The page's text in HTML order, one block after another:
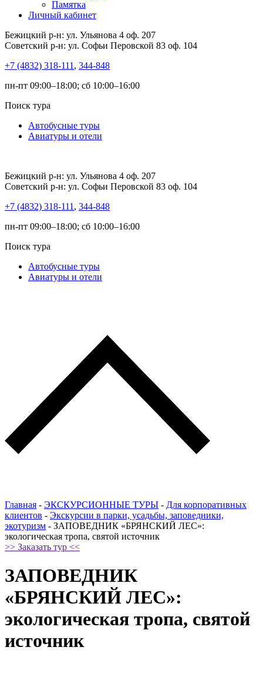
Памятка
Личный кабинет
Бежицкий р-н: ул. Ульянова 4 оф. 207
Советский р-н: ул. Софьи Перовской 83 оф. 104
+7 (4832) 318-111 , 344-848
пн-пт 09:00–18:00; сб 10:00–16:00
Поиск тура
Автобусные туры
Авиатуры и отели
Бежицкий р-н: ул. Ульянова 4 оф. 207
Советский р-н: ул. Софьи Перовской 83 оф. 104
+7 (4832) 318-111 , 344-848
пн-пт 09:00–18:00; сб 10:00–16:00
Поиск тура
Автобусные туры
Авиатуры и отели
Главная - ЭКСКУРСИОННЫЕ ТУРЫ - Для корпоративных
клиентов - Экскурсии в парки, усадьбы, заповедники,
экотуризм - ЗАПОВЕДНИК «БРЯНСКИЙ ЛЕС»:
экологическая тропа, святой источник
>> Заказать тур <<
ЗАПОВЕДНИК
«БРЯНСКИЙ ЛЕС»:
экологическая тропа, святой
источник